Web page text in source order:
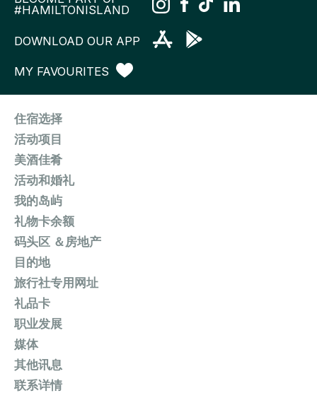
#HAMILTONISLAND
DOWNLOAD OUR APP
MY FAVOURITES
住宿选择
活动项目
美酒佳肴
活动和婚礼
我的岛屿
礼物卡余额
码头区 ＆房地产
目的地
旅行社专用网址
礼品卡
职业发展
媒体
其他讯息
联系详情